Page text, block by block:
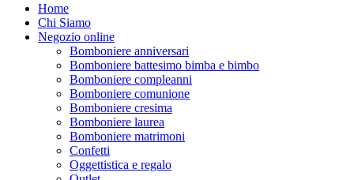
Home
Chi Siamo
Negozio online
Bomboniere anniversari
Bomboniere battesimo bimba e bimbo
Bomboniere compleanni
Bomboniere comunione
Bomboniere cresima
Bomboniere laurea
Bomboniere matrimoni
Confetti
Oggettistica e regalo